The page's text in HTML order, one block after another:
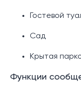
Гостевой
Сад
Крытая
Функции